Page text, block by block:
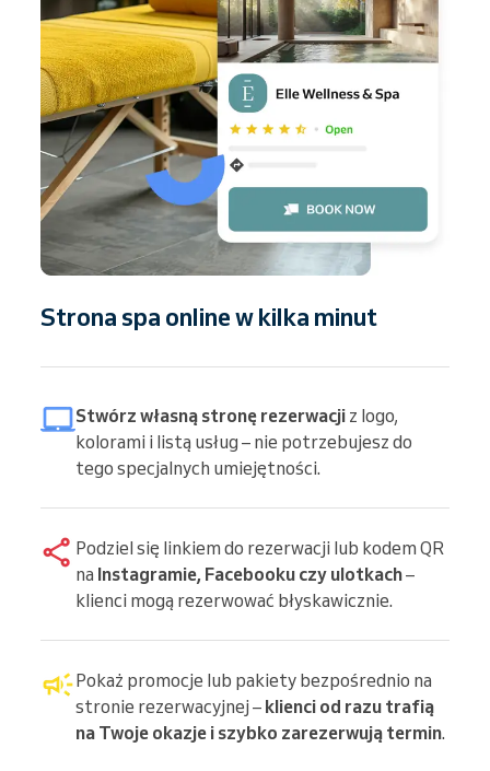
Strona spa online w kilka minut
Stwórz własną stronę rezerwacji z logo,
kolorami i listą usług – nie potrzebujesz do
tego specjalnych umiejętności.
Podziel się linkiem do rezerwacji lub kodem QR
na Instagramie, Facebooku czy ulotkach–
klienci mogą rezerwować błyskawicznie.
Pokaż promocje lub pakiety bezpośrednio na
stronie rezerwacyjnej – klienci od razu trafią
na Twoje okazje i szybko zarezerwują termin.